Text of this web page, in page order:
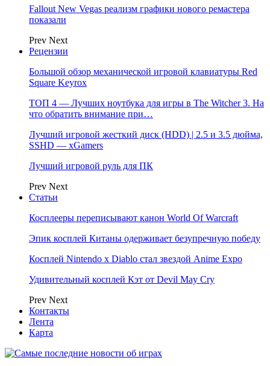
Fallout New Vegas реализм графики нового ремастера
показали
Prev Next
Рецензии
Большой обзор механической игровой клавиатуры Red
Square Keyrox
ТОП 4 — Лучших ноутбука для игры в The Witcher 3. На
что обратить внимание при…
Лучший игровой жесткий диск (HDD) | 2.5 и 3.5 дюйма,
SSHD — xGamers
Лучший игровой руль для ПК
Prev Next
Статьи
Косплееры переписывают канон World Of Warcraft
Эпик косплей Китаны одерживает безупречную победу
Косплей Nintendo x Diablo стал звездой Anime Expo
Удивительный косплей Кэт от Devil May Cry
Prev Next
Контакты
Лента
Карта